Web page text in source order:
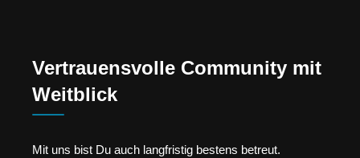
Vertrauensvolle Community mit
Weitblick
Mit uns bist Du auch langfristig bestens betreut.